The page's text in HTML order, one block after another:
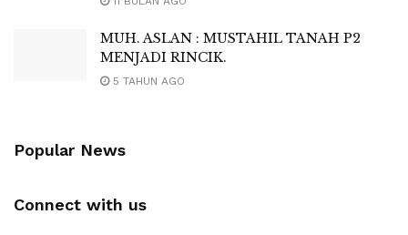
MUH. ASLAN : MUSTAHIL TANAH P2
MENJADI RINCIK.
5 TAHUN AGO
Popular News
Connect with us